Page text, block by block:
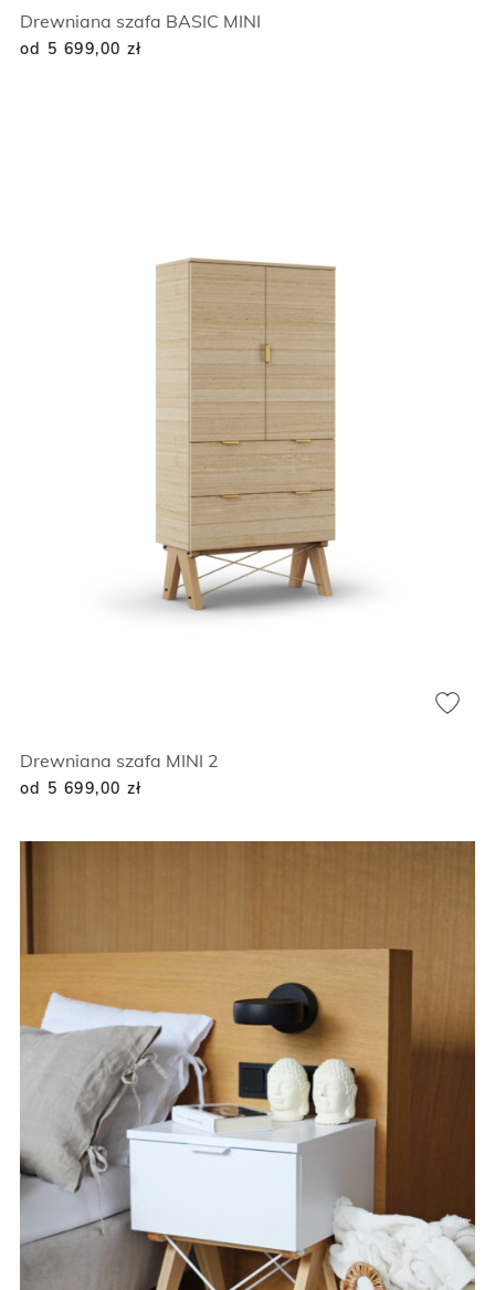
Drewniana szafa BASIC MINI
od 5 699,00 zł
Drewniana szafa MINI 2
od 5 699,00 zł